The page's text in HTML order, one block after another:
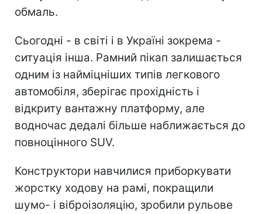
обмаль.
Сьогодні - в світі і в Україні зокрема -
ситуація інша. Рамний пікап залишається
одним із найміцніших типів легкового
автомобіля, зберігає прохідність і
відкриту вантажну платформу, але
водночас дедалі більше наближається до
повноцінного SUV.
Конструктори навчилися приборкувати
жорстку ходову на рамі, покращили
шумо- і віброізоляцію, зробили рульове